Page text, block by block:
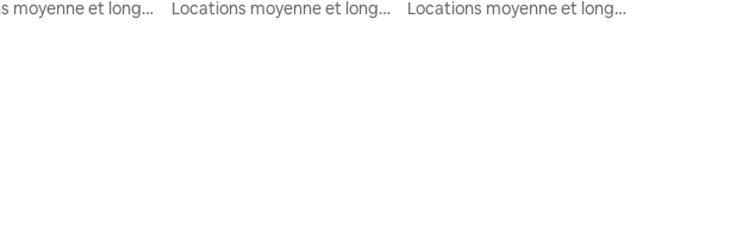
Locations moyenne et longue durée
Locations moyenne et longue durée
Locations moyenne et longue durée